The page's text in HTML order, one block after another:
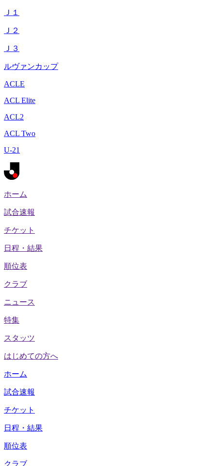
Ｊ１
Ｊ２
Ｊ３
ルヴァンカップ
ACLE
ACL Elite
ACL2
ACL Two
U-21
ホーム
試合速報
チケット
日程・結果
順位表
クラブ
ニュース
特集
スタッツ
はじめての方へ
ホーム
試合速報
チケット
日程・結果
順位表
クラブ